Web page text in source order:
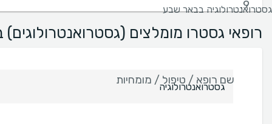
גסטרואנטרולוגיה בבאר שבע
רופאי גסטרו מומלצים
שם רופא / טיפול / מומחיות